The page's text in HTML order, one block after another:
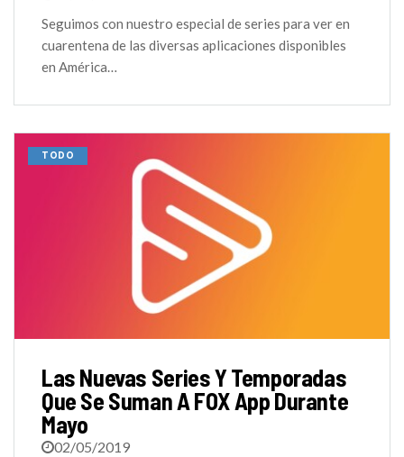
Seguimos con nuestro especial de series para ver en
cuarentena de las diversas aplicaciones disponibles
en América…
TODO
Las Nuevas Series Y Temporadas
Que Se Suman A FOX App Durante
Mayo
02/05/2019